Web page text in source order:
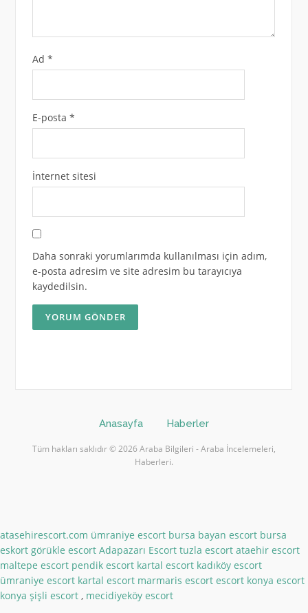
Ad *
E-posta *
İnternet sitesi
Daha sonraki yorumlarımda kullanılması için adım,
e-posta adresim ve site adresim bu tarayıcıya
kaydedilsin.
Anasayfa Haberler
Tüm hakları saklıdır © 2026 Araba Bilgileri - Araba İncelemeleri,
Haberleri.
atasehirescort.com ümraniye escort bursa bayan escort bursa
eskort görükle escort Adapazarı Escort tuzla escort ataehir escort
maltepe escort pendik escort kartal escort kadıköy escort
ümraniye escort kartal escort marmaris escort escort konya escort
konya şişli escort , mecidiyeköy escort